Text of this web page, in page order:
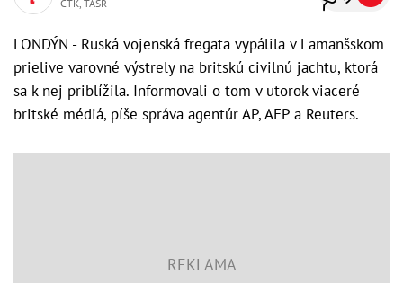
ČTK, TASR
LONDÝN - Ruská vojenská fregata vypálila v Lamanšskom
prielive varovné výstrely na britskú civilnú jachtu, ktorá
sa k nej priblížila. Informovali o tom v utorok viaceré
britské médiá, píše správa agentúr AP, AFP a Reuters.